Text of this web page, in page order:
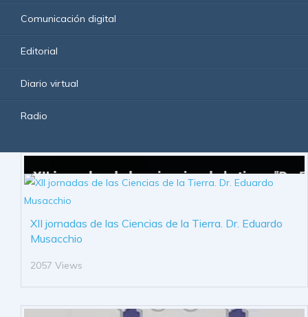
Comunicación digital
Editorial
Diario virtual
Radio
XII jornadas de las Ciencias de la Tierra. Dr. Eduardo
Musacchio
2057 Views